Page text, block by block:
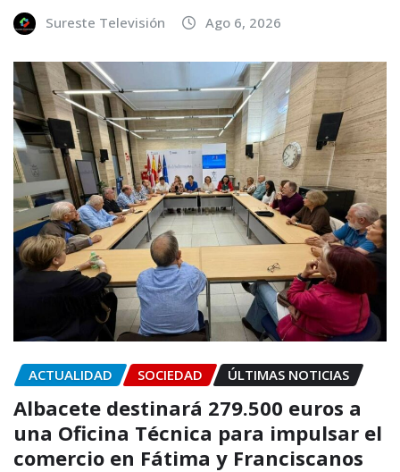
Sureste Televisión Ago 6, 2026
ACTUALIDAD SOCIEDAD ÚLTIMAS NOTICIAS
Albacete destinará 279.500 euros a
una Oficina Técnica para impulsar el
comercio en Fátima y Franciscanos